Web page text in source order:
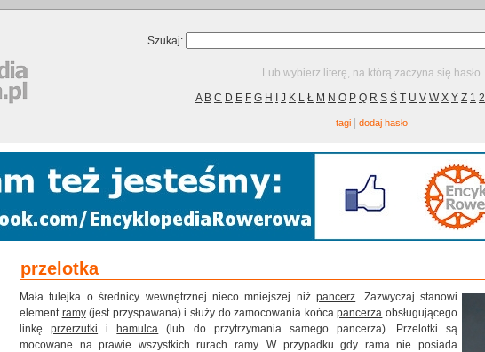
Szukaj:
Lub wybierz literę, na którą zaczyna się hasło
A B C D E F G H J K L Ł M N O P Q R S Ś T U V W X Y Z 1 2
tagi| dodaj hasło
przelotka
Mała tulejka o średnicy wewnętrznej nieco mniejszej niżpancerz. Zazwyczaj stanowi
element ramy(jest przyspawana) i służy do zamocowania końcapancerza obsługującego
linkęprzerzutki i hamulca (lub do przytrzymania samego pancerza). Przelotki są
mocowane na prawie wszystkich rurach ramy. W przypadku gdy rama nie posiada